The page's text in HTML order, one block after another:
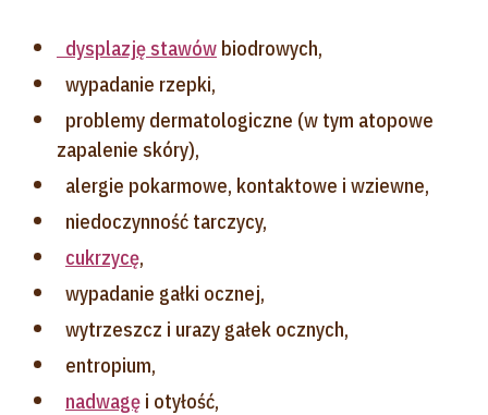
dysplazję stawów biodrowych,
wypadanie rzepki,
problemy dermatologiczne (w tym atopowe
zapalenie skóry),
alergie pokarmowe, kontaktowe i wziewne,
niedoczynność tarczycy,
cukrzycę,
wypadanie gałki ocznej,
wytrzeszcz i urazy gałek ocznych,
entropium,
nadwagę i otyłość,